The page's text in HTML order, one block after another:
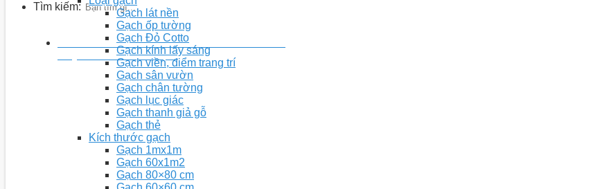
Tìm kiếm:
0868.234.551 - 0868.983.126 - 0243.756.7826
Tổng đài tư vấn hỗ trợ miễn phí
Gạch lát nền
Gạch ốp tường
Gạch Đỏ Cotto
Gạch kính lấy sáng
Gạch viền, điểm trang trí
Gạch sân vườn
Gạch chân tường
Gạch lục giác
Gạch thanh giả gỗ
Gạch thẻ
Kích thước gạch
Gạch 1mx1m
Gạch 60x1m2
Gạch 80×80 cm